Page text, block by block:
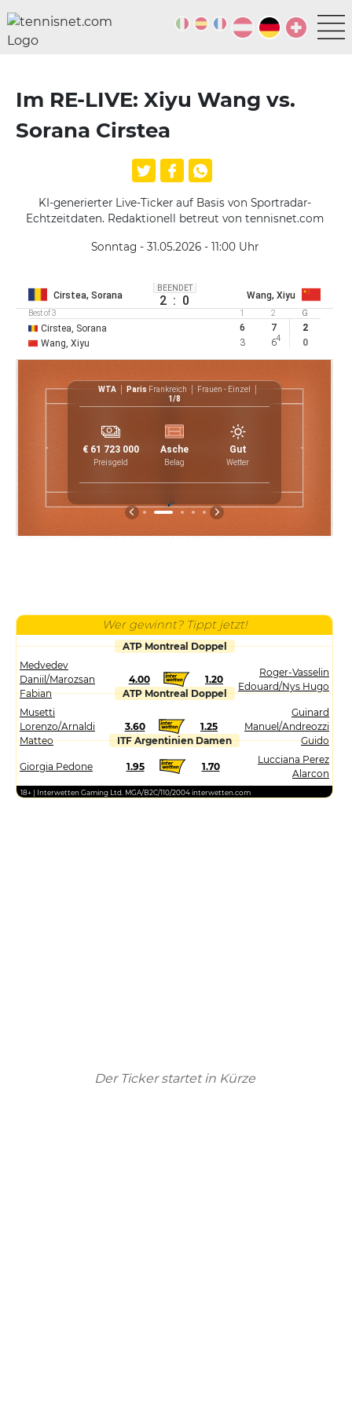
Im RE-LIVE: Xiyu Wang vs.
Sorana Cirstea
KI-generierter Live-Ticker auf Basis von Sportradar-
Echtzeitdaten. Redaktionell betreut von tennisnet.com
Sonntag - 31.05.2026 - 11:00Uhr
Cirstea, Sorana
BEENDET
2 : 0 Wang, Xiyu
Best of 3 1 2 G
Cirstea, Sorana 6 7
2
Wang, Xiyu
3 64 0
WTA Paris Frankreich
Frauen - Einzel
1/8
€ 61 723 000
Preisgeld
Asche
Belag
Gut
Wetter
Wer gewinnt? Tippt jetzt!
ATP Montreal Doppel
Medvedev
Daniil/Marozsan
Fabian
4.00 1.20
Roger-Vasselin
Edouard/Nys Hugo
ATP Montreal Doppel
Musetti
Lorenzo/Arnaldi
Matteo
3.60 1.25
Guinard
Manuel/Andreozzi
Guido
ITF Argentinien Damen
Giorgia Pedone 1.95 1.70
Lucciana Perez
Alarcon
18+ | Interwetten Gaming Ltd. MGA/B2C/110/2004 interwetten.com
Der Ticker startet in Kürze